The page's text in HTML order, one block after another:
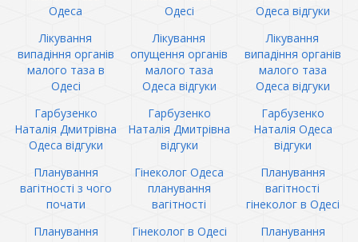
Одеса
Одесі
Одеса відгуки
Лікування
випадіння органів
малого таза в
Одесі
Лікування
опущення органів
малого таза
Одеса відгуки
Лікування
випадіння органів
малого таза
Одеса відгуки
Гарбузенко
Наталія Дмитрівна
Одеса відгуки
Гарбузенко
Наталія Дмитрівна
відгуки
Гарбузенко
Наталія Одеса
відгуки
Планування
вагітності з чого
почати
Гінеколог Одеса
планування
вагітності
Планування
вагітності
гінеколог в Одесі
Планування
Гінеколог в Одесі
Планування